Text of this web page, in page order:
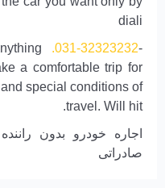
diali
-
031-32323232.
a comfortable trip for
special conditions of
travel. Will hit.
اجاره خودرو بدون
صادراتی